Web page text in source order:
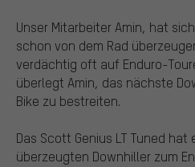
Unser Mitarbeiter Amin, hat
schon von dem Rad
verdächtig oft auf Enduro-
überlegt Amin, das nächste
Bike zu bestreiten.
Das Scott Genius LT Tuned
überzeugten Downhiller zum